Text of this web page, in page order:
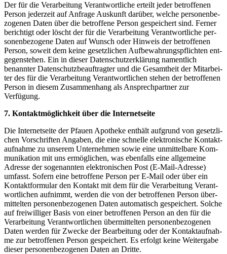
Der für die Ver­ar­bei­tung Ver­ant­wort­li­che erteilt jeder betrof­fe­nen
Per­son jeder­zeit auf Anfra­ge Aus­kunft dar­über, wel­che per­so­nen­be­
zo­ge­nen Daten über die betrof­fe­ne Per­son gespei­chert sind. Fer­ner
berich­tigt oder löscht der für die Ver­ar­bei­tung Ver­ant­wort­li­che per­
so­nen­be­zo­ge­ne Daten auf Wunsch oder Hin­weis der betrof­fe­nen
Per­son, soweit dem kei­ne gesetz­li­chen Auf­be­wah­rungs­pflich­ten ent­
ge­gen­ste­hen. Ein in die­ser Datenschutz­erklärung nament­lich
benann­ter Daten­schutz­be­auf­trag­ter und die Gesamt­heit der Mit­ar­bei­
ter des für die Ver­ar­bei­tung Ver­ant­wort­li­chen ste­hen der betrof­fe­nen
Per­son in die­sem Zusam­men­hang als Ansprech­part­ner zur
Verfügung.
7. Kon­takt­mög­lich­keit über die Internetseite
Die Inter­net­sei­te der Pfau­en Apo­the­ke ent­hält auf­grund von gesetz­li­
chen Vor­schrif­ten Anga­ben, die eine schnel­le elek­tro­ni­sche Kon­takt­
auf­nah­me zu unse­rem Unter­neh­men sowie eine unmit­tel­ba­re Kom­
mu­ni­ka­ti­on mit uns ermög­li­chen, was eben­falls eine all­ge­mei­ne
Adres­se der soge­nann­ten elek­tro­ni­schen Post (E-Mail-Adres­se)
umfasst. Sofern eine betrof­fe­ne Per­son per E-Mail oder über ein
Kon­takt­for­mu­lar den Kon­takt mit dem für die Ver­ar­bei­tung Ver­ant­
wort­li­chen auf­nimmt, wer­den die von der betrof­fe­nen Per­son über­
mit­tel­ten per­so­nen­be­zo­ge­nen Daten auto­ma­tisch gespei­chert. Sol­che
auf frei­wil­li­ger Basis von einer betrof­fe­nen Per­son an den für die
Ver­ar­bei­tung Ver­ant­wort­li­chen über­mit­tel­ten per­so­nen­be­zo­ge­nen
Daten wer­den für Zwe­cke der Bear­bei­tung oder der Kon­takt­auf­nah­
me zur betrof­fe­nen Per­son gespei­chert. Es erfolgt kei­ne Wei­ter­ga­be
die­ser per­so­nen­be­zo­ge­nen Daten an Dritte.